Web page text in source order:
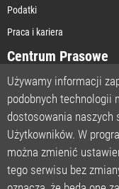
Podatki
Praca i kariera
Centrum Prasowe
STRONA GŁÓWNA
O NAS
POLITYKA PRYWATNOŚCI
REGULAMIN
Używamy informacji
podobnych technologii
dostosowania naszych
Użytkowników. W
można zmienić
tego serwisu bez